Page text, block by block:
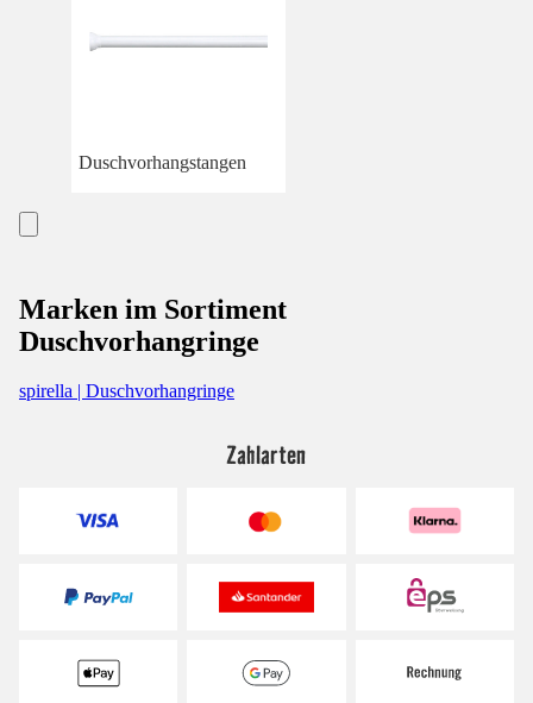
Duschvorhangstangen
Marken im Sortiment
Duschvorhangringe
spirella | Duschvorhangringe
Zahlarten